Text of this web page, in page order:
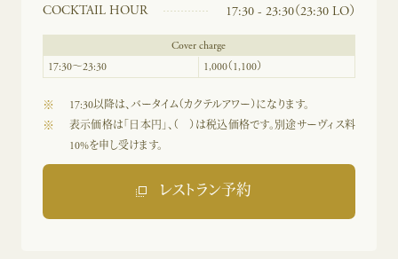
COCKTAIL HOUR
17:30 - 23:30（23:30 LO）
Cover charge
17:30～23:30
1,000（1,100）
※ 17:30以降は、バータイム（カクテルアワー）になります。
※
表示価格は「日本円」、（ ）は税込価格です。別途サーヴィス料
10%を申し受けます。
レストラン予約